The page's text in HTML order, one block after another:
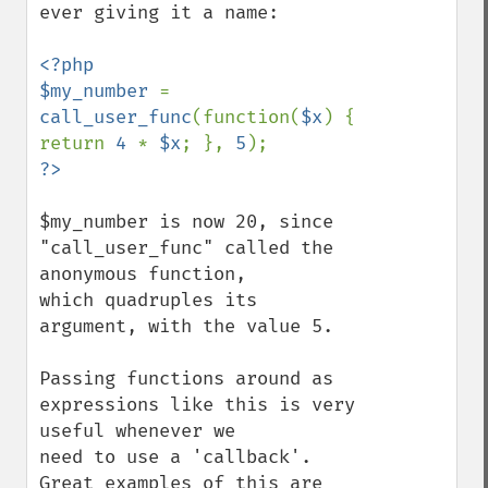
ever giving it a name:
<?php
$my_number
call_user_func(function($x ) {
return 4 * $x; }, 5
$my_number is now 20, since
"call_user_func" called the
anonymous function,
which quadruples its
argument, with the value 5.
Passing functions around as
expressions like this is very
useful whenever we
need to use a 'callback'.
Great examples of this are